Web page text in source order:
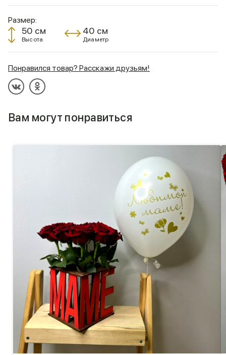
Размер:
50 см
Высота
40 см
Диаметр
Понравился товар? Расскажи друзьям!
Вам могут понравиться